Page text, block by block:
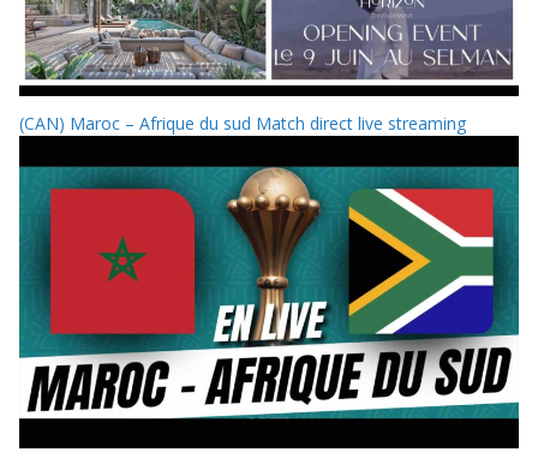
(CAN) Maroc – Afrique du sud Match direct live streaming